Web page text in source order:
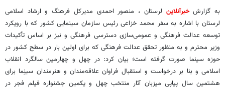
به گزارشخبرآنلاین لرستان ، منصور احمدی مدیرکل فرهنگ و ارشاد اسلامی
لرستان با اشاره به سفر محمد خزاعی رئیس سازمان سینمایی کشور که با رویکرد
توسعه عدالت فرهنگی و عمومی‌سازی دسترسی فرهنگی و نیز بر اساس تأکیدات
وزیر محترم و به منظور تحقق عدالت فرهنگی که برای اولین بار در سطح کشور در
حوزه سینما صورت گرفته است؛ بیان کرد: در چهل و چهارمین سالگرد انقلاب
اسلامی و بنا بر درخواست و استقبال فراوان علاقه‌مندان و هنرمندان سینِما برای
هشتمین سال پیاپی میزبان آثار منتخب چهل و یکمین جشنواره فیلم فجر در